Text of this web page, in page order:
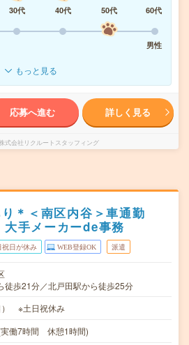
30代 40代 50代
60代
男性
もっと見る
応募へ進む 詳しく見る
式会社リクルートスタッフィング
＊＜南区内谷＞車通勤
手メーカーde事務
祝日が休み WEB登録OK 派遣
徒歩21分／北戸田駅から徒歩25分
） ※土日祝休み
働7時間 休憩1時間)